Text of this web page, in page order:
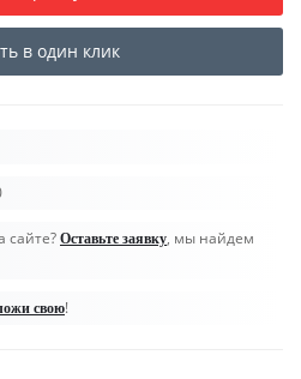
в один клик
Оставьте заявку, мы найдем
свою!